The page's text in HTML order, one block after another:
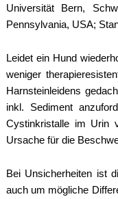
Universität Bern,
Pennsylvania, USA;
Leidet ein Hund
weniger
Harnsteinleidens
inkl. Sediment
Cystinkristalle im Urin
Ursache für die
Bei Unsicherheiten ist
auch um mögliche